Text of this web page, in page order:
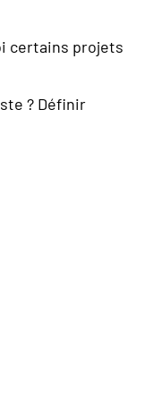
certains projets
? Définir